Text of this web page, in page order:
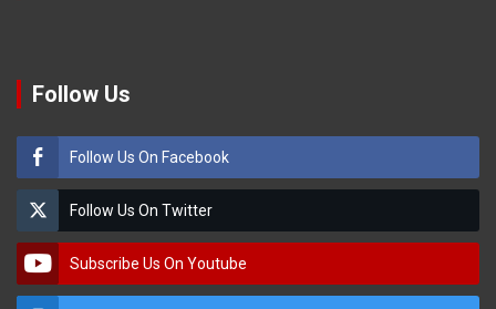
Follow Us
Follow Us On Facebook
Follow Us On Twitter
Subscribe Us On Youtube